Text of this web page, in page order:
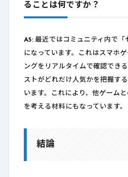
ることは何ですか？
A5:最近ではコミュニティ内で「
になっています。これはスマホ
ングをリアルタイムで確認でき
ストがどれだけ人気かを把握す
います。これにより、他ゲーム
を考える材料にもなっています。
結論